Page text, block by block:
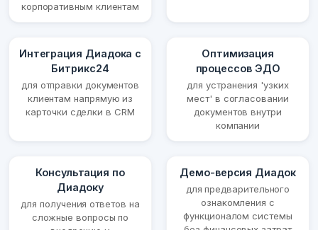
корпоративным клиентам
Интеграция Диадока с
Битрикс24
для отправки документов
клиентам напрямую из
карточки сделки в CRM
Оптимизация
процессов ЭДО
для устранения 'узких
мест' в согласовании
документов внутри
компании
Консультация по
Диадоку
для получения ответов на
сложные вопросы по
Демо-версия Диадок
для предварительного
ознакомления с
функционалом системы